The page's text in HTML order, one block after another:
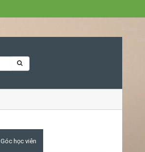
Góc học viên